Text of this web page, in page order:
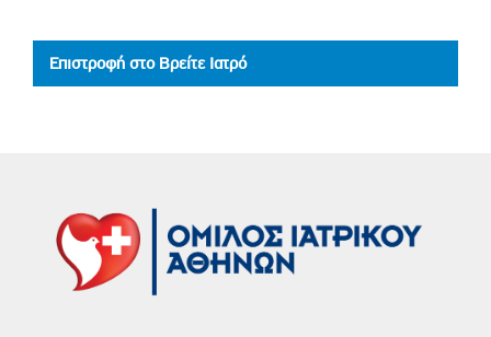
Επιστροφή στο Βρείτε Ιατρό